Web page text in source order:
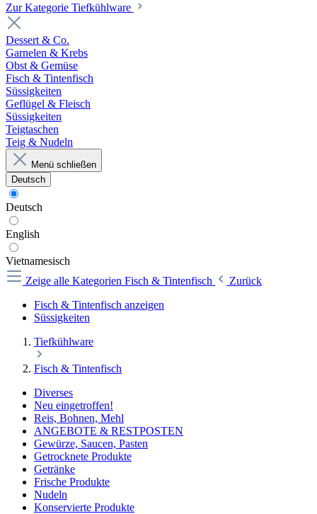
Zur Kategorie Tiefkühlware
Dessert & Co.
Garnelen & Krebs
Obst & Gemüse
Fisch & Tintenfisch
Süssigkeiten
Geflügel & Fleisch
Süssigkeiten
Teigtaschen
Teig & Nudeln
Menü schließen
Deutsch
Deutsch
English
Vietnamesisch
Zeige alle Kategorien Fisch & Tintenfisch
Zurück
Fisch & Tintenfisch anzeigen
Süssigkeiten
Tiefkühlware
Fisch & Tintenfisch
Diverses
Neu eingetroffen!
Reis, Bohnen, Mehl
ANGEBOTE & RESTPOSTEN
Gewürze, Saucen, Pasten
Getrocknete Produkte
Getränke
Frische Produkte
Nudeln
Konservierte Produkte